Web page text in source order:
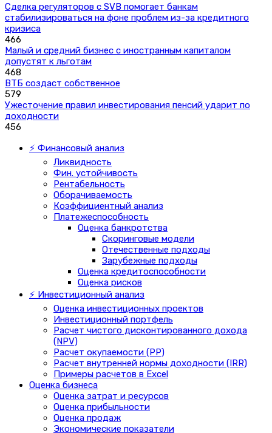
Сделка регуляторов с SVB помогает банкам
стабилизироваться на фоне проблем из-за кредитного
кризиса
466
Малый и средний бизнес с иностранным капиталом
допустят к льготам
468
ВТБ создаст собственное
579
Ужесточение правил инвестирования пенсий ударит по
доходности
456
⚡ Финансовый анализ
Ликвидность
Фин. устойчивость
Рентабельность
Оборачиваемость
Коэффициентный анализ
Платежеспособность
Оценка банкротства
Скоринговые модели
Отечественные подходы
Зарубежные подходы
Оценка кредитоспособности
Оценка рисков
⚡ Инвестиционный анализ
Оценка инвестиционных проектов
Инвестиционный портфель
Расчет чистого дисконтированного дохода
(NPV)
Расчет окупаемости (PP)
Расчет внутренней нормы доходности (IRR)
Примеры расчетов в Excel
Оценка бизнеса
Оценка затрат и ресурсов
Оценка прибыльности
Оценка продаж
Экономические показатели